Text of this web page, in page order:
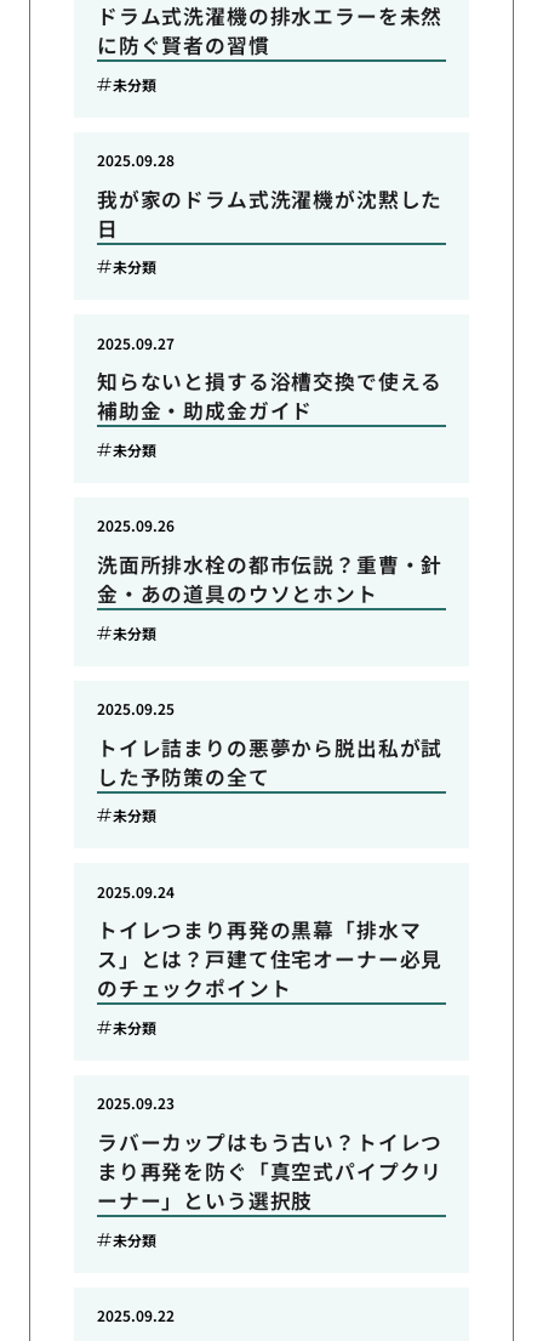
ドラム式洗濯機の排水エラーを未然
に防ぐ賢者の習慣
未分類
我が家のドラム式洗濯機が沈黙した
日
2025.09.28
未分類
知らないと損する浴槽交換で使える
補助金・助成金ガイド
2025.09.27
未分類
洗面所排水栓の都市伝説？重曹・針
金・あの道具のウソとホント
2025.09.26
未分類
トイレ詰まりの悪夢から脱出私が試
した予防策の全て
2025.09.25
未分類
トイレつまり再発の黒幕「排水マ
ス」とは？戸建て住宅オーナー必見
のチェックポイント
2025.09.24
未分類
ラバーカップはもう古い？トイレつ
まり再発を防ぐ「真空式パイプクリ
ーナー」という選択肢
2025.09.23
未分類
2025.09.22